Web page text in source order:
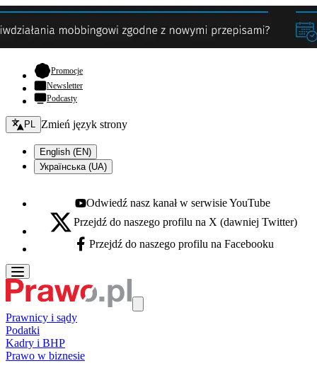
Promocje- otwiera się w nowej karcie
Newsletter
Podcasty
Zmień język - bieżący:
PL Zmień język strony
English (EN)
Українська (UA)
Youtube - otwiera się w nowej karcie
Odwiedź nasz kanał w serwisie YouTube
X - otwiera się w nowej karcie
Przejdź do naszego profilu na X (dawniej Twitter)
Facebook - otwiera się w nowej karcie
Przejdź do naszego profilu na Facebooku
Prawnicy i sądy
Podatki
Kadry i BHP
Prawo w biznesie